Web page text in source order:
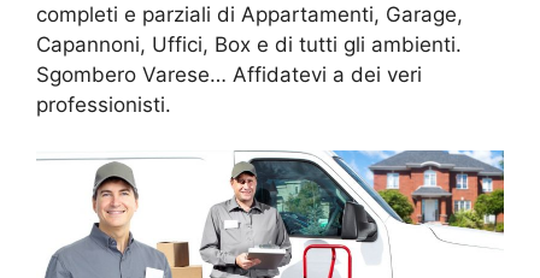
completi e parziali di Appartamenti, Garage,
Capannoni, Uffici, Box e di tutti gli ambienti.
Sgombero Varese… Affidatevi a dei veri
professionisti.